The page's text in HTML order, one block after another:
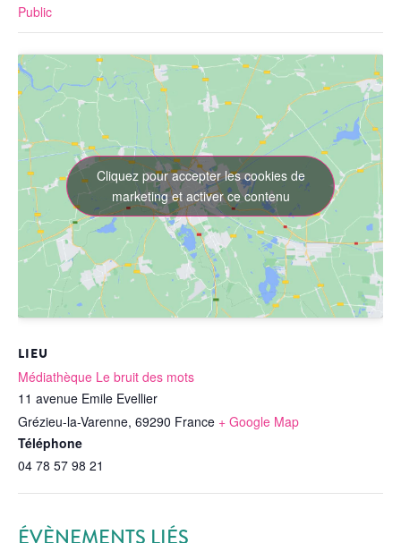
Public
LIEU
Médiathèque Le bruit des mots
11 avenue Emile Evellier
Grézieu-la-Varenne, 69290 France + Google Map
Téléphone
04 78 57 98 21
Cliquez pour accepter les cookies de
marketing et activer ce contenu
ÉVÈNEMENTS LIÉS